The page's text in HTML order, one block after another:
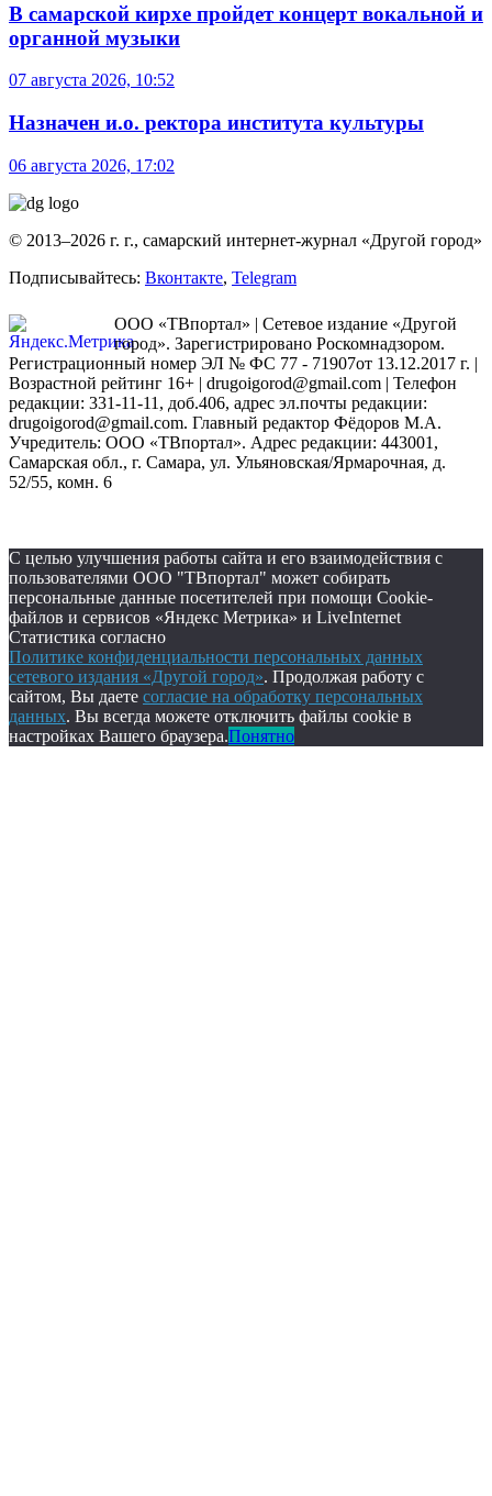
В самарской кирхе пройдет концерт вокальной и
органной музыки
07 августа 2026, 10:52
Назначен и.о. ректора института культуры
06 августа 2026, 17:02
© 2013–2026 г. г., самарский интернет-журнал «Другой город»
Подписывайтесь: Вконтакте, Telegram
ООО «ТВпортал» | Сетевое издание «Другой
город». Зарегистрировано Роскомнадзором.
Регистрационный номер ЭЛ № ФС 77 - 71907от 13.12.2017 г. |
Возрастной рейтинг 16+ | drugoigorod@gmail.com | Телефон
редакции: 331-11-11, доб.406, адрес эл.почты редакции:
drugoigorod@gmail.com. Главный редактор Фёдоров М.А.
Учредитель: ООО «ТВпортал». Адрес редакции: 443001,
Самарская обл., г. Самара, ул. Ульяновская/Ярмарочная, д.
52/55, комн. 6
С целью улучшения работы сайта и его взаимодействия с
пользователями ООО "ТВпортал" может собирать
персональные данные посетителей при помощи Cookie-
файлов и сервисов «Яндекс Метрика» и LiveInternet
Статистика согласно
Политике конфиденциальности персональных данных
сетевого издания «Другой город». Продолжая работу с
сайтом, Вы даете согласие на обработку персональных
данных. Вы всегда можете отключить файлы cookie в
настройках Вашего браузера.Понятно